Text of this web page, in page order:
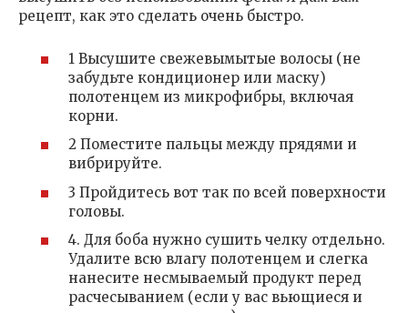
рецепт, как это сделать очень быстро.
1 Высушите свежевымытые волосы (не
забудьте кондиционер или маску)
полотенцем из микрофибры, включая
корни.
2 Поместите пальцы между прядями и
вибрируйте.
3 Пройдитесь вот так по всей поверхности
головы.
4. Для боба нужно сушить челку отдельно.
Удалите всю влагу полотенцем и слегка
нанесите несмываемый продукт перед
расчесыванием (если у вас вьющиеся и